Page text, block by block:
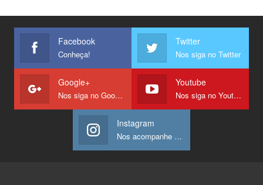
Facebook
Conheça!
Twitter
Nos siga no Twitter
Google+
Nos siga no Google +
Youtube
Nos siga no Youtube
Instagram
Nos acompanhe no Instagram